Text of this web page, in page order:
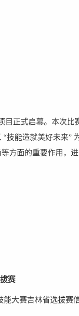
目正式启幕。本次比
技能造就美好未来”
方面的重要作用，
赛
能大赛吉林省选拔赛